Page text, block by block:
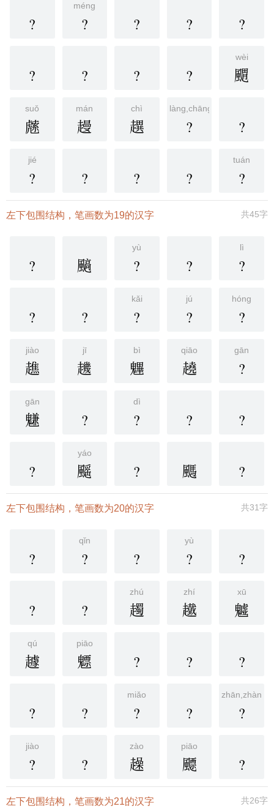
?
méng
? ? ? ?
? ? ? ?
wèi
䬑
suǒ
䖛
mán
䟂
chì
趩
làng,chāng
? ?
jié
? ? ? ?
tuán
?
共45字
左下包围结构，笔画数为19的汉字
? 䬘
yù
? ?
lì
?
? ?
kǎi
?
jú
?
hóng
?
jiào
趭
jī
䟇
bì
魓
qiāo
趬
gān
?
gān
魐 ?
dì
? ? ?
?
yáo
䬙 ? 䬚 ?
共31字
左下包围结构，笔画数为20的汉字
?
qǐn
? ?
yù
? ?
? ?
zhú
䟉
zhí
䟈
xū
魖
qú
䟊
piāo
魒 ? ? ?
? ?
miǎo
? ? ?
jiào
? ?
zào
趮
piāo
飃 ?
共26字
左下包围结构，笔画数为21的汉字